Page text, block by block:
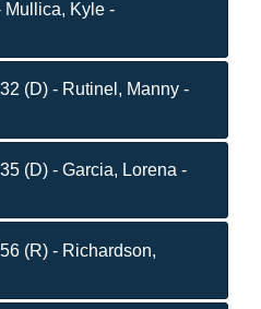
Mullica, Kyle -
(D) - Rutinel, Manny -
(D) - Garcia, Lorena -
(R) - Richardson,